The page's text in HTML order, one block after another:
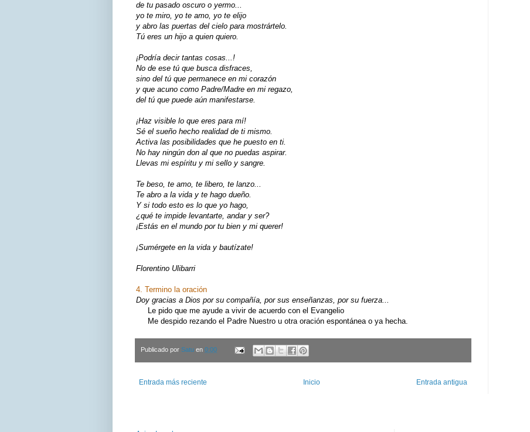
de tu pasado oscuro o yermo...
yo te miro, yo te amo, yo te elijo
y abro las puertas del cielo para mostrártelo.
Tú eres un hijo a quien quiero.
¡Podría decir tantas cosas...!
No de ese tú que busca disfraces,
sino del tú que permanece en mi corazón
y que acuno como Padre/Madre en mi regazo,
del tú que puede aún manifestarse.
¡Haz visible lo que eres para mí!
Sé el sueño hecho realidad de ti mismo.
Activa las posibilidades que he puesto en ti.
No hay ningún don al que no puedas aspirar.
Llevas mi espíritu y mi sello y sangre.
Te beso, te amo, te libero, te lanzo...
Te abro a la vida y te hago dueño.
Y si todo esto es lo que yo hago,
¿qué te impide levantarte, andar y ser?
¡Estás en el mundo por tu bien y mi querer!
¡Sumérgete en la vida y bautízate!
Florentino Ulibarri
4. Termino la oración
Doy gracias a Dios por su compañía, por sus enseñanzas, por su fuerza...
Le pido que me ayude a vivir de acuerdo con el Evangelio
Me despido rezando el Padre Nuestro u otra oración espontánea o ya hecha.
Publicado por Satu en 0:00
Entrada más reciente Entrada antigua
Inicio